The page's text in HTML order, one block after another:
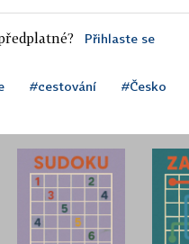
Přihlaste se
#cestování #Česko